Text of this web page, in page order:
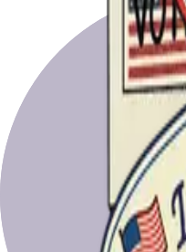
Prepárate para
elecciones